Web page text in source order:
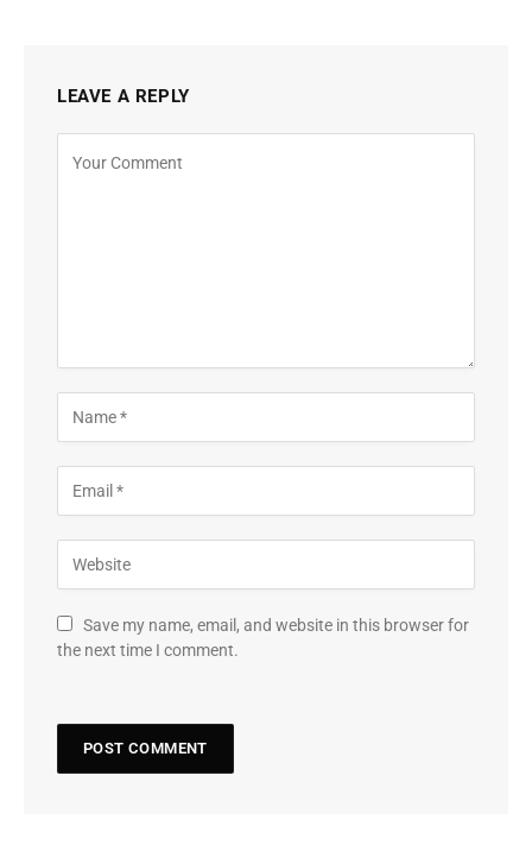
LEAVE A REPLY
Save my name, email, and website in this browser for
the next time I comment.